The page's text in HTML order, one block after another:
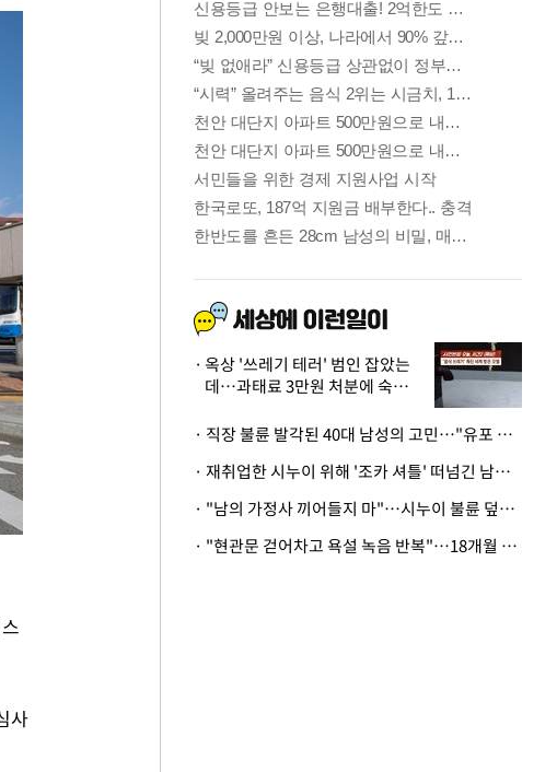
사
옥상 '쓰레기 테러' 범인 잡았는
데…과태료 3만원 처분에 숙박업
· 직장 불륜 발각된 40대 남성의 고민…"유포 동료 명예훼손·협박죄 고소 가능할까"
· 재취업한 시누이 위해 '조카 셔틀' 떠넘긴 남편…아내 "난 못한다"
· "남의 가정사 끼어들지 마"…시누이 불륜 덮으려는 남편에 억울한 아내
· "현관문 걷어차고 욕설 녹음 반복"…18개월 아기 키우는 집 뒤흔든 '앞집의 비극'